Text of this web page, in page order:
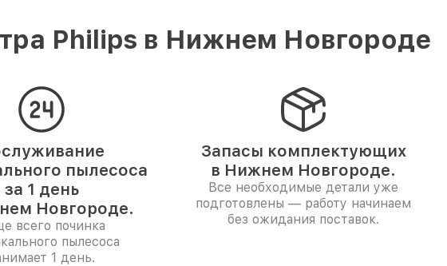
Philips в Нижнем Новгороде
пылесоса
за 1 день
Новгороде.
всего починка
пылесоса
1 день.
Запасы комплектующих
в Нижнем Новгороде.
Все необходимые детали уже
подготовлены — работу начинаем
без ожидания поставок.